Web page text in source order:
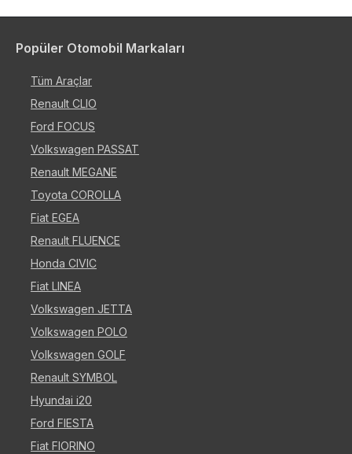
Popüler Otomobil Markaları
Tüm Araçlar
Renault CLIO
Ford FOCUS
Volkswagen PASSAT
Renault MEGANE
Toyota COROLLA
Fiat EGEA
Renault FLUENCE
Honda CIVIC
Fiat LINEA
Volkswagen JETTA
Volkswagen POLO
Volkswagen GOLF
Renault SYMBOL
Hyundai i20
Ford FIESTA
Fiat FIORINO